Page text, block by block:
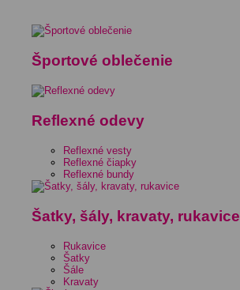
Športové oblečenie
Reflexné odevy
Reflexné vesty
Reflexné čiapky
Reflexné bundy
Šatky, šály, kravaty, rukavice
Rukavice
Šatky
Šále
Kravaty